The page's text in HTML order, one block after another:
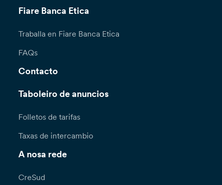
Fiare Banca Etica
Traballa en Fiare Banca Etica
FAQs
Contacto
Taboleiro de anuncios
Folletos de tarifas
Taxas de intercambio
A nosa rede
CreSud